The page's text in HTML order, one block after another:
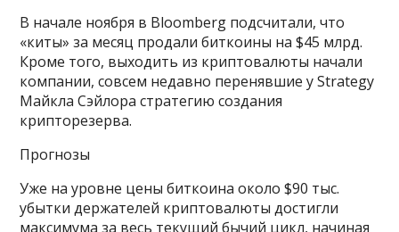
В начале ноября в Bloomberg подсчитали, что
«киты» за месяц продали биткоины на $45 млрд.
Кроме того, выходить из криптовалюты начали
компании, совсем недавно перенявшие у Strategy
Майкла Сэйлора стратегию создания
крипторезерва.
Прогнозы
Уже на уровне цены биткоина около $90 тыс.
убытки держателей криптовалюты достигли
максимума за весь текущий бычий цикл, начиная